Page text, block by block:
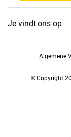
Je vindt ons op
Algemene
© Copyright